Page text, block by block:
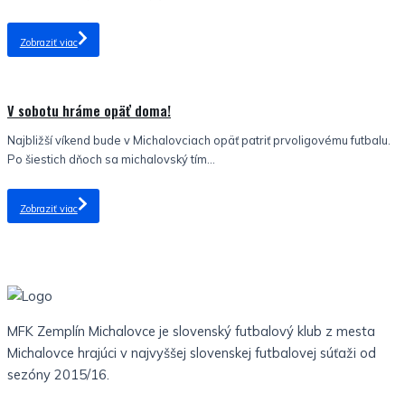
Zobraziť viac
V sobotu hráme opäť doma!
Najbližší víkend bude v Michalovciach opäť patriť prvoligovému futbalu.
Po šiestich dňoch sa michalovský tím...
Zobraziť viac
MFK Zemplín Michalovce je slovenský futbalový klub z mesta
Michalovce hrajúci v najvyššej slovenskej futbalovej súťaži od
sezóny 2015/16.